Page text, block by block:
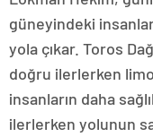
güneyindeki
yola çıkar. Toros
doğru ilerlerken
insanların daha
ilerlerken yolunun